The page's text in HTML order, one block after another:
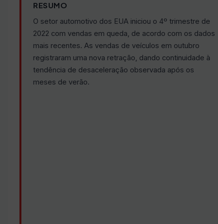
RESUMO
O setor automotivo dos EUA iniciou o 4º trimestre de
2022 com vendas em queda, de acordo com os dados
mais recentes. As vendas de veículos em outubro
registraram uma nova retração, dando continuidade à
tendência de desaceleração observada após os
meses de verão.